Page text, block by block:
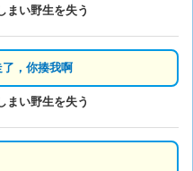
まい野生を失う
，你揍我啊
まい野生を失う